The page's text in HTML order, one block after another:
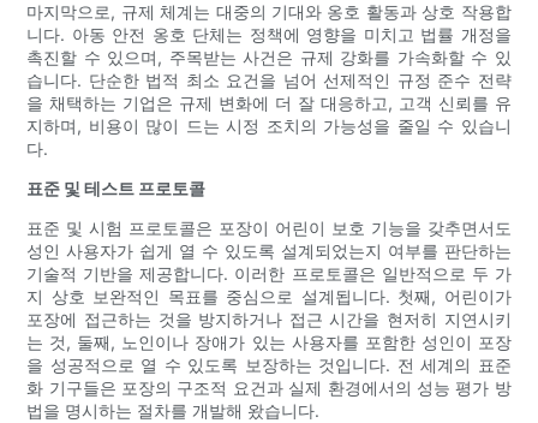
마지막으로, 규제 체계는 대중의 기대와 옹호 활동과 상호 작용합
니다. 아동 안전 옹호 단체는 정책에 영향을 미치고 법률 개정을
촉진할 수 있으며, 주목받는 사건은 규제 강화를 가속화할 수 있
습니다. 단순한 법적 최소 요건을 넘어 선제적인 규정 준수 전략
을 채택하는 기업은 규제 변화에 더 잘 대응하고, 고객 신뢰를 유
지하며, 비용이 많이 드는 시정 조치의 가능성을 줄일 수 있습니
다.
표준 및 테스트 프로토콜
표준 및 시험 프로토콜은 포장이 어린이 보호 기능을 갖추면서도
성인 사용자가 쉽게 열 수 있도록 설계되었는지 여부를 판단하는
기술적 기반을 제공합니다. 이러한 프로토콜은 일반적으로 두 가
지 상호 보완적인 목표를 중심으로 설계됩니다. 첫째, 어린이가
포장에 접근하는 것을 방지하거나 접근 시간을 현저히 지연시키
는 것, 둘째, 노인이나 장애가 있는 사용자를 포함한 성인이 포장
을 성공적으로 열 수 있도록 보장하는 것입니다. 전 세계의 표준
화 기구들은 포장의 구조적 요건과 실제 환경에서의 성능 평가 방
법을 명시하는 절차를 개발해 왔습니다.